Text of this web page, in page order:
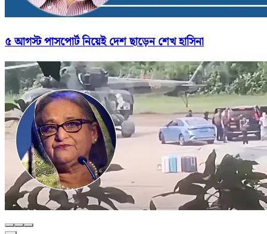
৫ আগস্ট পাসপোর্ট নিয়েই দেশ ছাড়েন শেখ হাসিনা